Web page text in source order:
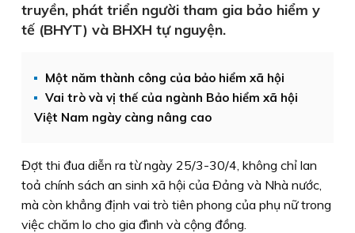
truyền, phát triển người tham gia bảo hiểm y
tế (BHYT) và BHXH tự nguyện.
Một năm thành công của bảo hiểm xã hội
Vai trò và vị thế của ngành Bảo hiểm xã hội
Việt Nam ngày càng nâng cao
Đợt thi đua diễn ra từ ngày 25/3-30/4, không chỉ lan
toả chính sách an sinh xã hội của Ðảng và Nhà nước,
mà còn khẳng định vai trò tiên phong của phụ nữ trong
việc chăm lo cho gia đình và cộng đồng.